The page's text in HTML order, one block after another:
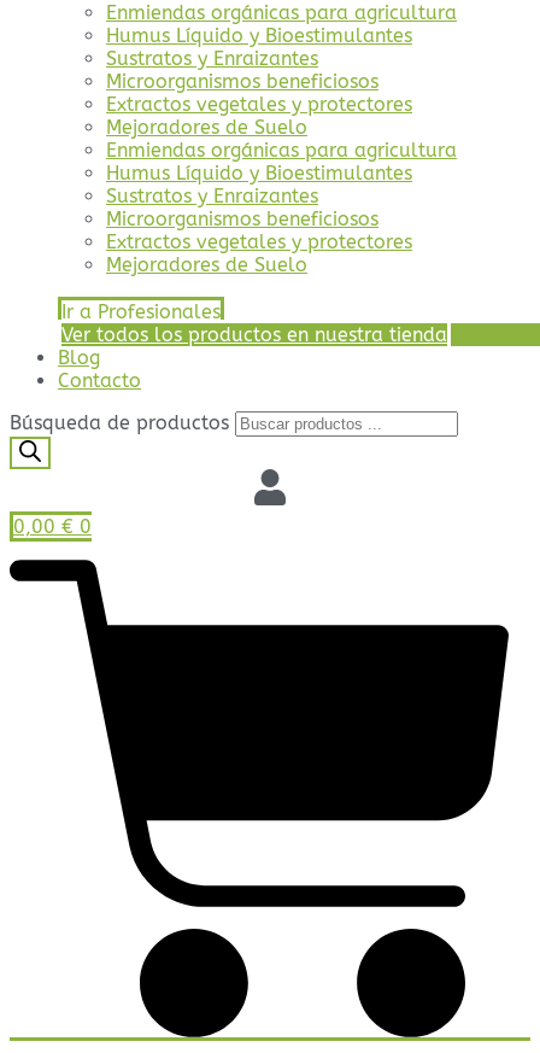
Enmiendas orgánicas para agricultura
Humus Líquido y Bioestimulantes
Sustratos y Enraizantes
Microorganismos beneficiosos
Extractos vegetales y protectores
Mejoradores de Suelo
Enmiendas orgánicas para agricultura
Humus Líquido y Bioestimulantes
Sustratos y Enraizantes
Microorganismos beneficiosos
Extractos vegetales y protectores
Mejoradores de Suelo
Ir a Profesionales
Ver todos los productos en nuestra tienda
Blog
Contacto
Búsqueda de productos
0,00 € 0